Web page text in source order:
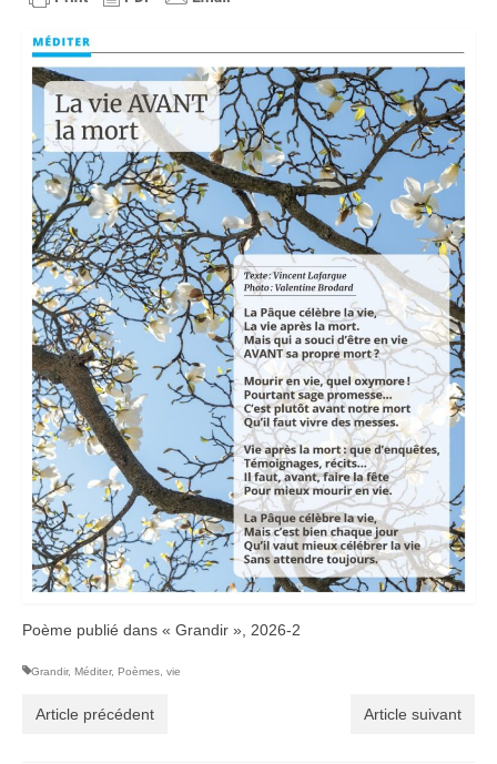
Voir
Selfies de Mariages
Mon témoignage
EdenCinéma
SpiNéma
Vidéos Bibliques
Autres Vidéos
Apprendre
Conférences, Retraites
Enseignements ALTIUS
Enseignements CCRFE-ABC
Autres Enseignements
Retraites
Anciens enseignements Théodule
Prier
Poème publié dans « Grandir », 2026-2
Grandir, Méditer, Poèmes vie
Article précédent Article suivant